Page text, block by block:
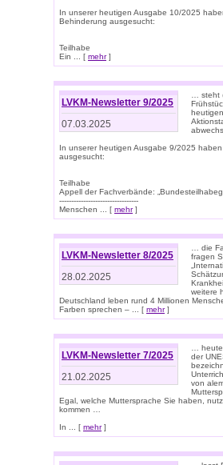
In unserer heutigen Ausgabe 10/2025
Behinderung ausgesucht:
Teilhabe
Ein ... [ mehr]
LVKM-Newsletter 9/2025
07.03.2025
… steht
In unserer heutigen Ausgabe 9/2025
ausgesucht:
Teilhabe
Appell der Fachverbände:
---------------------------------
Menschen ... [ mehr]
LVKM-Newsletter 8/2025
28.02.2025
… die
fragen
weitere
Deutschland leben rund 4 Millionen
Farben sprechen – ... [ mehr]
LVKM-Newsletter 7/2025
21.02.2025
…
der
von
Egal, welche Muttersprache Sie haben,
kommen …
In ... [ mehr]